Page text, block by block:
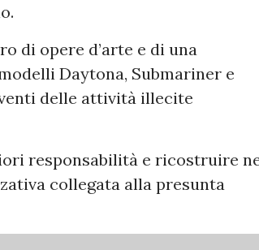
di opere d’arte e di una
Daytona, Submariner e
delle attività illecite
responsabilità e ricostruire
collegata alla presunta